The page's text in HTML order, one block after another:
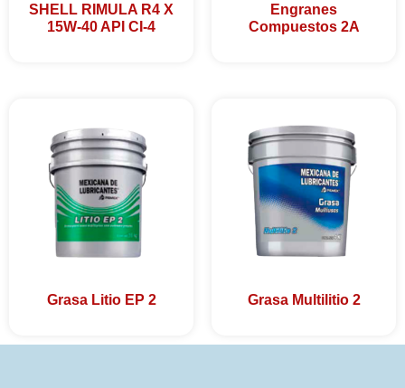
SHELL RIMULA R4 X
15W-40 API CI-4
Engranes
Compuestos 2A
Grasa Litio EP 2 Grasa Multilitio 2